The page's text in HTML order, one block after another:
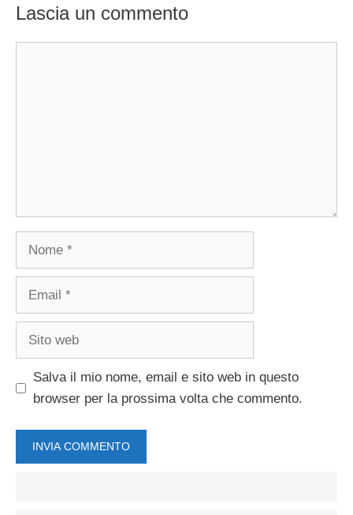
Lascia un commento
Nome
Email
Sito
Salva il mio nome, email e sito web in questo
browser per la prossima volta che commento.